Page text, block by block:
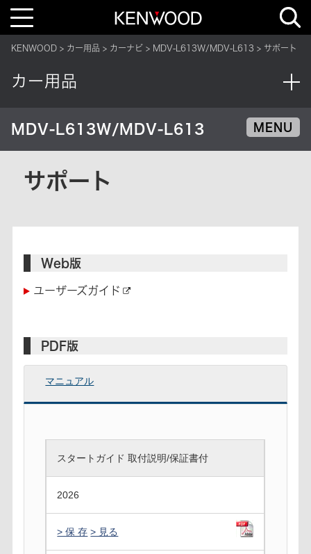
T
l
a
v
t
o
KENWOOD カー用品 カーナビ MDV-L613W/MDV-L613 サポート
カー用品
MDV-L613W/MDV-L613 MENU
サポート
Web版
ユーザーズガイド
PDF版
マニュアル
スタートガイド 取付説明/保証書付
2026
> 保 存 > 見る